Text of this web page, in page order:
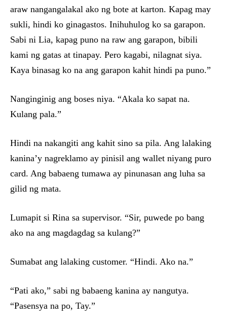
araw nangangalakal ako ng bote at karton. Kapag may
sukli, hindi ko ginagastos. Inihuhulog ko sa garapon.
Sabi ni Lia, kapag puno na raw ang garapon, bibili
kami ng gatas at tinapay. Pero kagabi, nilagnat siya.
Kaya binasag ko na ang garapon kahit hindi pa puno.”
Nanginginig ang boses niya. “Akala ko sapat na.
Kulang pala.”
Hindi na nakangiti ang kahit sino sa pila. Ang lalaking
kanina’y nagreklamo ay pinisil ang wallet niyang puro
card. Ang babaeng tumawa ay pinunasan ang luha sa
gilid ng mata.
Lumapit si Rina sa supervisor. “Sir, puwede po bang
ako na ang magdagdag sa kulang?”
Sumabat ang lalaking customer. “Hindi. Ako na.”
“Pati ako,” sabi ng babaeng kanina ay nangutya.
“Pasensya na po, Tay.”